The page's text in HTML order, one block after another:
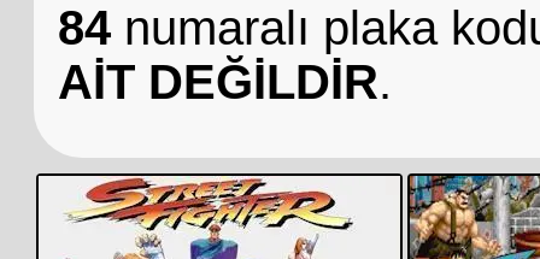
84numaralı plaka
AİT DEĞİLDİR.